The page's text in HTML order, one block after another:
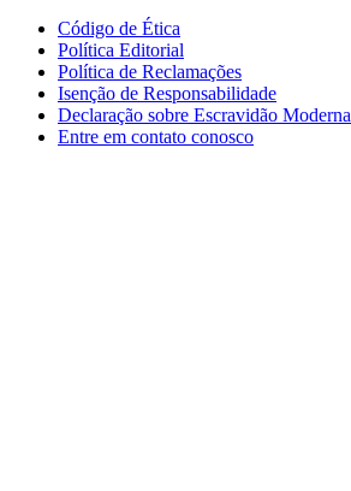
Código de Ética
Política Editorial
Política de Reclamações
Isenção de Responsabilidade
Declaração sobre Escravidão Moderna
Entre em contato conosco